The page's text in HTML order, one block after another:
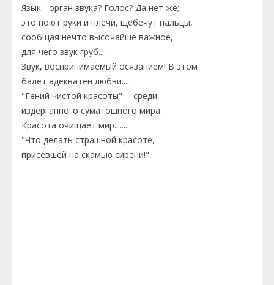
Язык - орган звука? Голос? Да нет же;
это поют руки и плечи, щебечут пальцы,
сообщая нечто высочайше важное,
для чего звук груб....
Звук, воспринимаемый осязанием! В этом
балет адекватен любви.....
"Гений чистой красоты" -- среди
издерганного суматошного мира.
Красота очищает мир.......
"Что делать страшной красоте,
присевшей на скамью сирени!"